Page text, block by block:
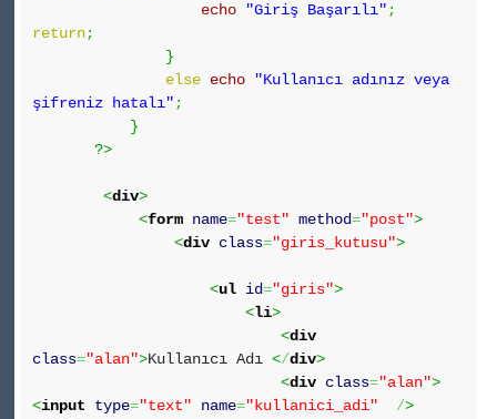
echo
"Giriş Başarılı" ;
return;
}
else echo
"Kullanıcı adınız veya
şifreniz hatalı" ;
}
?>
<div>
<form name="test" method="post">
<div class="giris_kutusu">
<ul id="giris">
<li>
<div
class="alan">Kullanıcı Adı </div>
<div class="alan">
<input type="text" name="kullanici_adi" />